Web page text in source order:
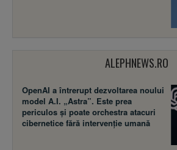
ALEPHNEWS.RO
OpenAI a întrerupt dezvoltarea noului
model A.I. „Astra”. Este prea
periculos și poate orchestra atacuri
cibernetice fără intervenție umană